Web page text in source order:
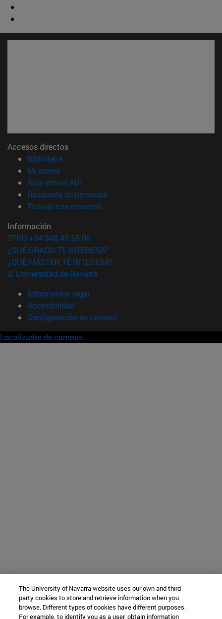
Accesos directos
Biblioteca
Mi correo(abre en nueva ventana)
Aula virtual ADI
Búsqueda de personas(abre en nueva ventana)
Trabaja con nosotros(abre en nueva ventana)
Información
TFNO +34 948 42 56 00
¿QUÉ GRADO TE INTERESA?
¿QUÉ MÁSTER TE INTERESA?
© Universidad de Navarra
Información legal
Accesibilidad
Configuración de cookies
Localizador de campus
The University of Navarra website uses our own and third-
party cookies to store and retrieve information when you
browse. Different types of cookies have different purposes.
For example, to identify you as a user, obtain information